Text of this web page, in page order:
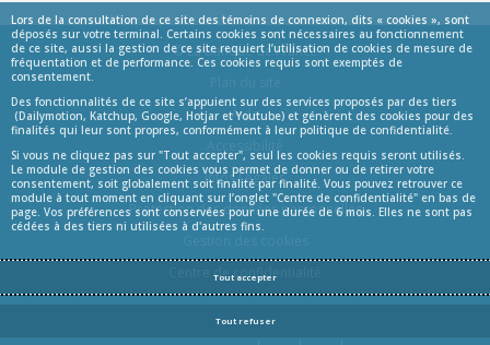
Lors de la consultation de ce site des témoins de connexion, dits « cookies », sont
déposés sur votre terminal. Certains cookies sont nécessaires au fonctionnement
de ce site, aussi la gestion de ce site requiert l’utilisation de cookies de mesure de
fréquentation et de performance. Ces cookies requis sont exemptés de
consentement.
Des fonctionnalités de ce site s’appuient sur des services proposés par des tiers
(Dailymotion, Katchup, Google, Hotjar et Youtube) et génèrent des cookies pour des
finalités qui leur sont propres, conformément à leur politique de confidentialité.
Si vous ne cliquez pas sur "Tout accepter", seul les cookies requis seront utilisés.
Le module de gestion des cookies vous permet de donner ou de retirer votre
consentement, soit globalement soit finalité par finalité. Vous pouvez retrouver ce
module à tout moment en cliquant sur l’onglet "Centre de confidentialité" en bas de
page. Vos préférences sont conservées pour une durée de 6 mois. Elles ne sont pas
cédées à des tiers ni utilisées à d'autres fins.
Tout accepter
Tout refuser
© La Banque de France
Informations
Aide
Infos Légales
Protection des données personnelles
Centre de confidentialité